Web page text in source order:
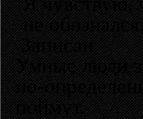
не
Записан
Умные люди
по-
поймут.